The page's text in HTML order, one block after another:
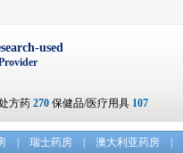
used
方药 270 保健品/医疗用具 107
瑞士药房 澳大利亚药房